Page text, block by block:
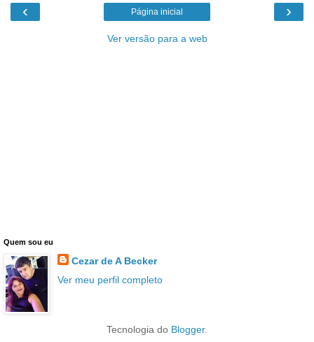
‹ ›
Página inicial
Ver versão para a web
Quem sou eu
Cezar de A Becker
Ver meu perfil completo
Tecnologia do Blogger.